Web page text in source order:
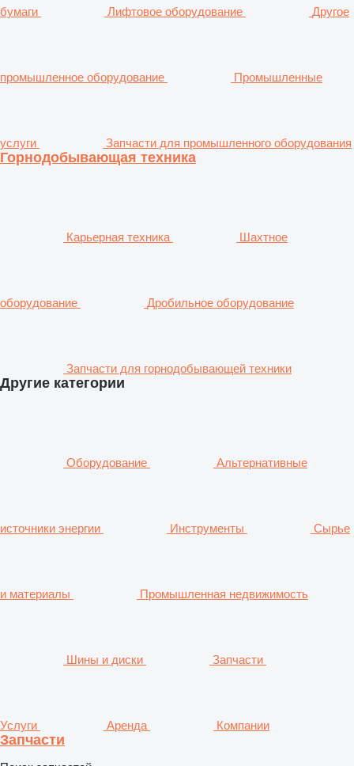
бумаги Лифтовое оборудование Другое
промышленное оборудование Промышленные
услуги Запчасти для промышленного оборудования
Горнодобывающая техника
Карьерная техника Шахтное
оборудование Дробильное оборудование
Запчасти для горнодобывающей техники
Другие категории
Оборудование Альтернативные
источники энергии Инструменты Сырье
и материалы Промышленная недвижимость
Шины и диски Запчасти
Услуги Аренда Компании
Запчасти